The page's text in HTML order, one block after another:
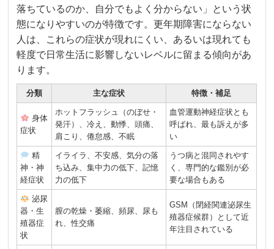
落ちているのか、自分でもよく分からない」という状
態になりやすいのが特徴です。更年期障害にならない
人は、これらの症状が現れにくい、あるいは現れても
軽度で日常生活に影響しないレベルに留まる傾向があ
ります。
分類 主な症状 特徴・補足
身体
症状
ホットフラッシュ（のぼせ・
発汗）、冷え、動悸、頭痛、
肩こり、倦怠感、不眠
血管運動神経症状とも
呼ばれ、最も訴えが多
い
精
神・神
経症状
イライラ、不安感、気分の落
ち込み、集中力の低下、記憶
力の低下
うつ病と混同されやす
く、専門的な鑑別が必
要な場合もある
泌尿
器・生
殖器症
状
膣の乾燥・萎縮、頻尿、尿も
れ、性交痛
GSM（閉経関連泌尿生
殖器症候群）として近
年注目されている